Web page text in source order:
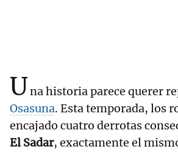
Una historia parece querer
Osasuna. Esta temporada, los
encajado cuatro derrotas
El Sadar, exactamente el